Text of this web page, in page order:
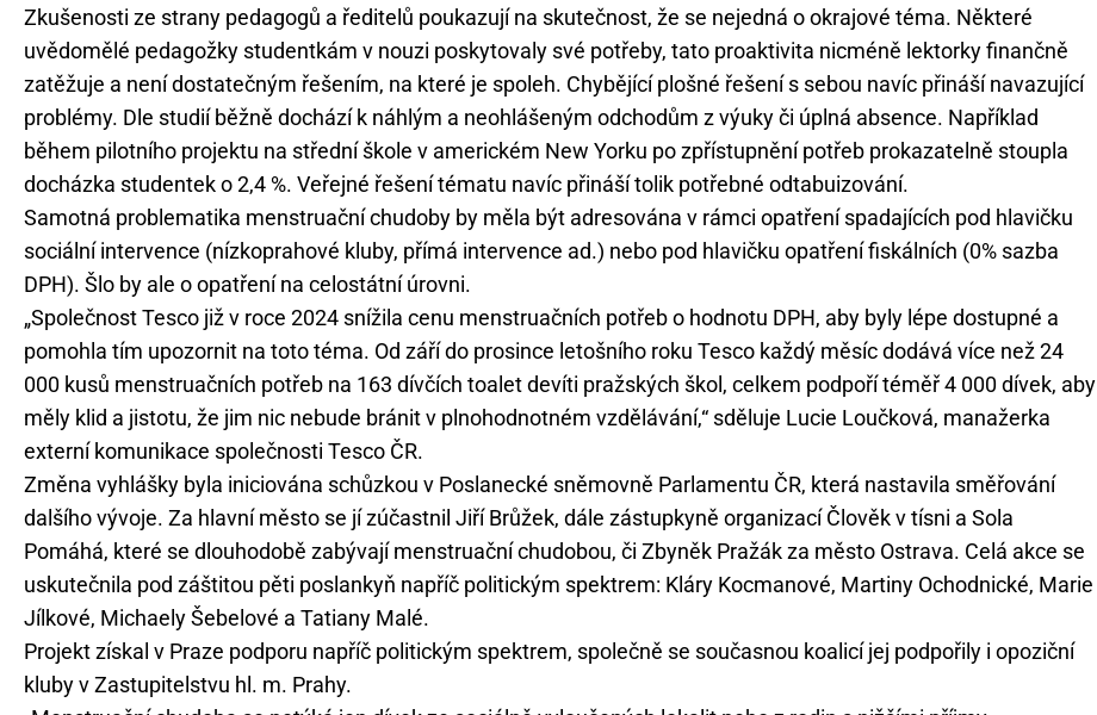
Zkušenosti ze strany pedagogů a ředitelů poukazují na skutečnost, že se nejedná o okrajové téma. Některé
uvědomělé pedagožky studentkám v nouzi poskytovaly své potřeby, tato proaktivita nicméně lektorky finančně
zatěžuje a není dostatečným řešením, na které je spoleh. Chybějící plošné řešení s sebou navíc přináší navazující
problémy. Dle studií běžně dochází k náhlým a neohlášeným odchodům z výuky či úplná absence. Například
během pilotního projektu na střední škole v americkém New Yorku po zpřístupnění potřeb prokazatelně stoupla
docházka studentek o 2,4 %. Veřejné řešení tématu navíc přináší tolik potřebné odtabuizování.
Samotná problematika menstruační chudoby by měla být adresována v rámci opatření spadajících pod hlavičku
sociální intervence (nízkoprahové kluby, přímá intervence ad.) nebo pod hlavičku opatření fiskálních (0% sazba
DPH). Šlo by ale o opatření na celostátní úrovni.
„Společnost Tesco již v roce 2024 snížila cenu menstruačních potřeb o hodnotu DPH, aby byly lépe dostupné a
pomohla tím upozornit na toto téma. Od září do prosince letošního roku Tesco každý měsíc dodává více než 24
000 kusů menstruačních potřeb na 163 dívčích toalet devíti pražských škol, celkem podpoří téměř 4 000 dívek, aby
měly klid a jistotu, že jim nic nebude bránit v plnohodnotném vzdělávání,“ sděluje Lucie Loučková, manažerka
externí komunikace společnosti Tesco ČR.
Změna vyhlášky byla iniciována schůzkou v Poslanecké sněmovně Parlamentu ČR, která nastavila směřování
dalšího vývoje. Za hlavní město se jí zúčastnil Jiří Brůžek, dále zástupkyně organizací Člověk v tísni a Sola
Pomáhá, které se dlouhodobě zabývají menstruační chudobou, či Zbyněk Pražák za město Ostrava. Celá akce se
uskutečnila pod záštitou pěti poslankyň napříč politickým spektrem: Kláry Kocmanové, Martiny Ochodnické, Marie
Jílkové, Michaely Šebelové a Tatiany Malé.
Projekt získal v Praze podporu napříč politickým spektrem, společně se současnou koalicí jej podpořily i opoziční
kluby v Zastupitelstvu hl. m. Prahy.